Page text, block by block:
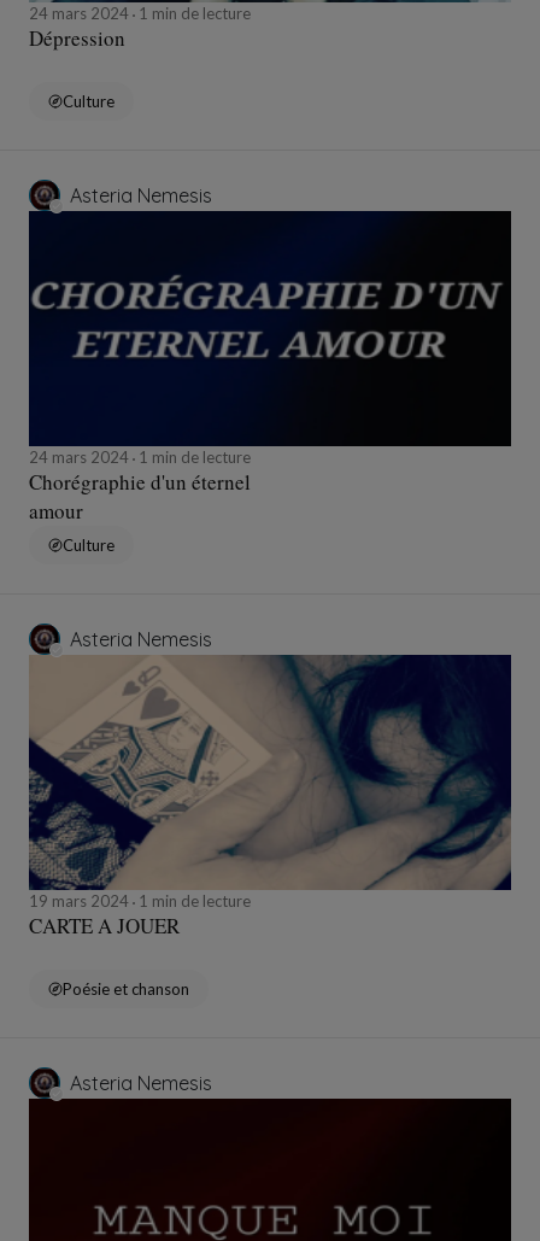
24 mars 2024 1 min de lecture
Dépression
Culture
Asteria Nemesis
24 mars 2024 1 min de lecture
Chorégraphie d'un éternel
amour
Culture
Asteria Nemesis
19 mars 2024 1 min de lecture
CARTE A JOUER
Poésie et chanson
Asteria Nemesis